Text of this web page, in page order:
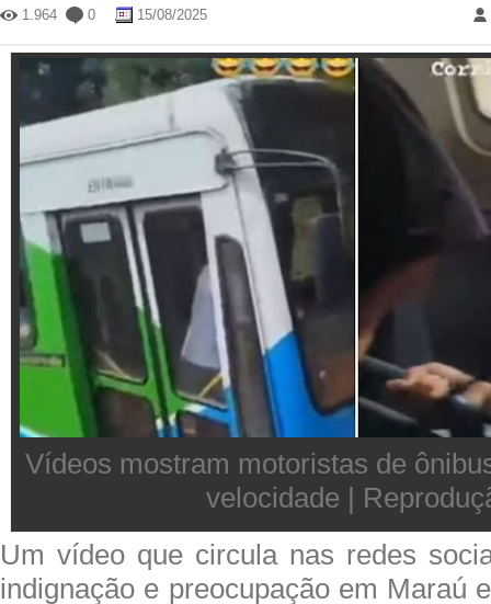
1.964 0 15/08/2025
Vídeos mostram motoristas de
velocidade |
Um vídeo que circula nas redes
indignação e preocupação em Maraú